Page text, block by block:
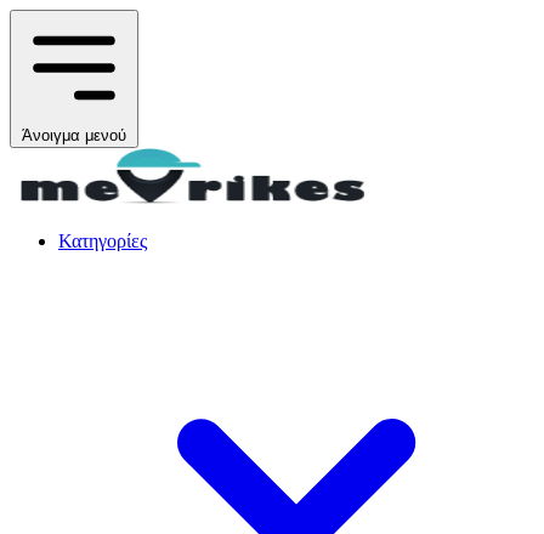
Άνοιγμα μενού
Κατηγορίες